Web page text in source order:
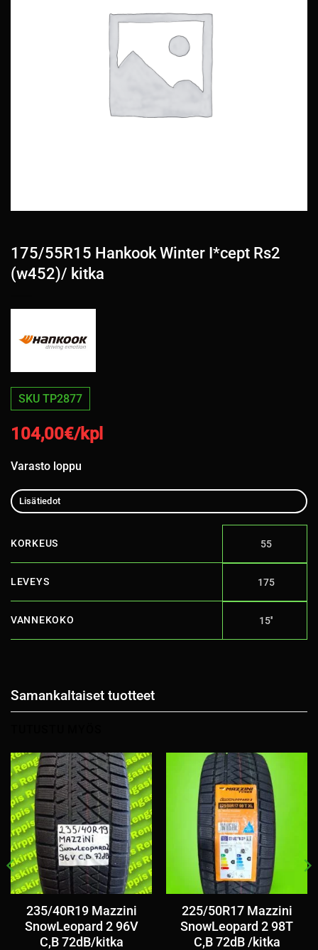
175/55R15 Hankook Winter I*cept Rs2
(w452)/ kitka
SKU TP2877
104,00€/kpl
Varasto loppu
Lisätiedot
KORKEUS 55
LEVEYS 175
VANNEKOKO 15''
Samankaltaiset tuotteet
235/40R19 Mazzini
SnowLeopard 2 96V
C,B 72dB/kitka
225/50R17 Mazzini
SnowLeopard 2 98T
C,B 72dB /kitka